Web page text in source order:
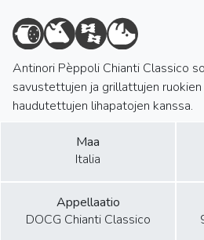
Antinori Pèppoli Chianti Classico
savustettujen ja grillattujen
haudutettujen lihapatojen kanssa.
Maa
Italia
Appellaatio
DOCG Chianti Classico